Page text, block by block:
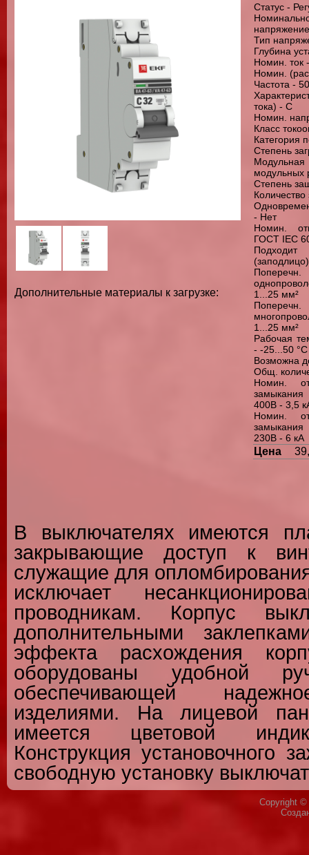
Дополнительные материалы к загрузке:
Статус -
Тип
Глубина
Номин. ток
Номин.
Частота -
тока) - C
Номин.
Класс
Категория
Степень
модульных
Степень
- Нет
Номин.
ГОСТ IEC
1...25 мм²
1...25 мм²
Рабочая
- -25...50 °C
Возможна
Общ.
Номин.
400В - 3,5
Номин.
230В - 6 кА
Цена
В выключателях имеются
закрывающие доступ к
служащие для
исключает
проводникам. Корпус
дополнительными
эффекта расхождения
оборудованы удобной
обеспечивающей
изделиями. На лицевой
имеется цветовой
Конструкция установочного
свободную установку
Copyright